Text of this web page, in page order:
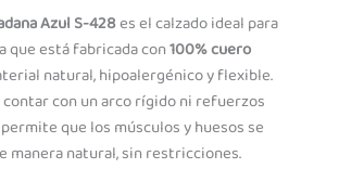
Azul S-428es el calzado ideal para
que está fabricada con100% cuero
natural, hipoalergénico y flexible.
contar con un arco rígido ni refuerzos
que los músculos y huesos se
manera natural, sin restricciones.